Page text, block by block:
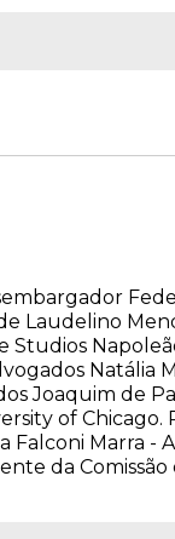
Laudelino
Natália
Joaquim de
of Chicago.
Falconi Marra -
da